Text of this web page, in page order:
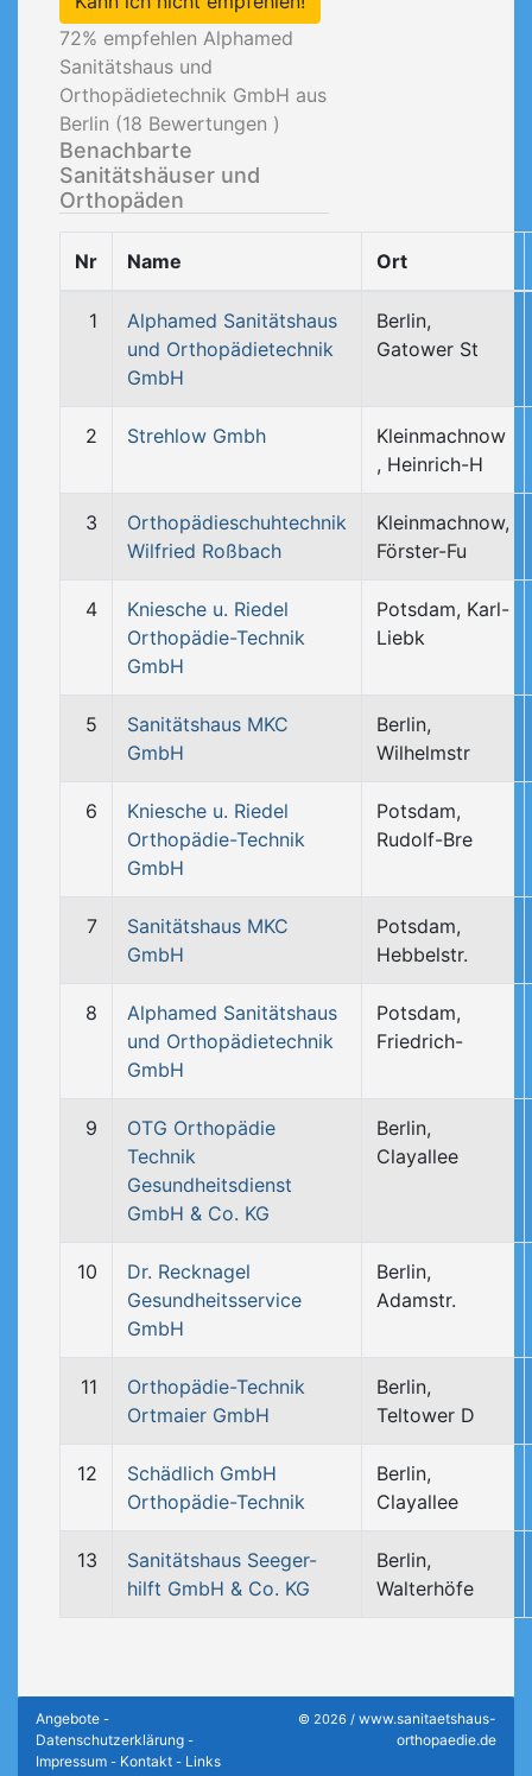
72% empfehlen Alphamed
Sanitätshaus und
Orthopädietechnik GmbH aus
Berlin (18 Bewertungen )
Benachbarte
Sanitätshäuser und
Orthopäden
Nr Name Ort
1
Alphamed Sanitätshaus
und Orthopädietechnik
GmbH
Berlin,
Gatower St
2 Strehlow Gmbh
Kleinmachnow
, Heinrich-H
3
Orthopädieschuhtechnik
Wilfried Roßbach
Kleinmachnow,
Förster-Fu
4
Kniesche u. Riedel
Orthopädie-Technik
GmbH
Potsdam, Karl-
Liebk
5
Sanitätshaus MKC
GmbH
Berlin,
Wilhelmstr
6
Kniesche u. Riedel
Orthopädie-Technik
GmbH
Potsdam,
Rudolf-Bre
7
Sanitätshaus MKC
GmbH
Potsdam,
Hebbelstr.
8
Alphamed Sanitätshaus
und Orthopädietechnik
GmbH
Potsdam,
Friedrich-
9
OTG Orthopädie
Technik
Gesundheitsdienst
GmbH & Co. KG
Berlin,
Clayallee
10
Dr. Recknagel
Gesundheitsservice
GmbH
Berlin,
Adamstr.
11
Orthopädie-Technik
Ortmaier GmbH
Berlin,
Teltower D
12
Schädlich GmbH
Orthopädie-Technik
Berlin,
Clayallee
13
Sanitätshaus Seeger-
hilft GmbH & Co. KG
Berlin,
Walterhöfe
Angebote -
Datenschutzerklärung -
Impressum - Kontakt - Links
© 2026 / www.sanitaetshaus-
orthopaedie.de